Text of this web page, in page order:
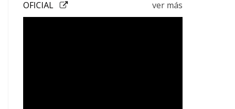
ver más
OFICIAL